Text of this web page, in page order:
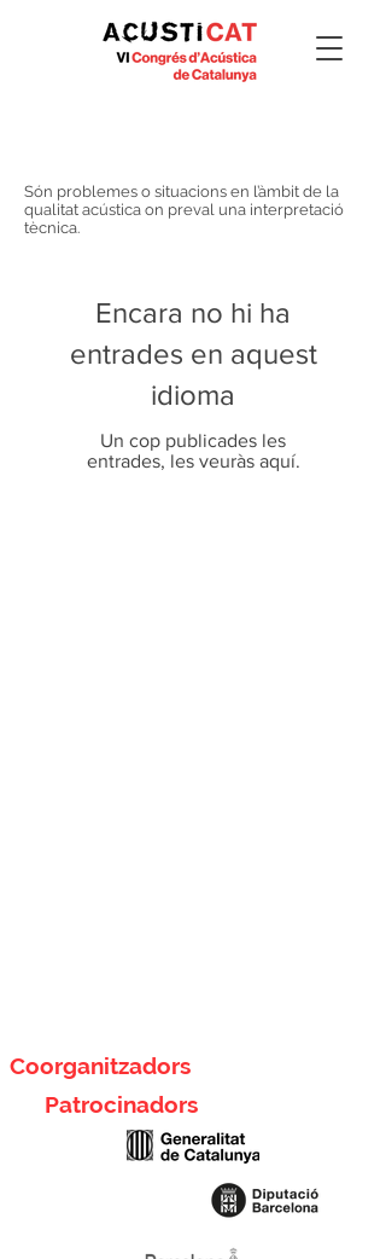
Són problemes o situacions en l’àmbit de la
qualitat acústica on preval una interpretació
tècnica.
Encara no hi ha
entrades en aquest
idioma
Un cop publicades les
entrades, les veuràs aquí.
Coorganitzadors
Patrocinadors